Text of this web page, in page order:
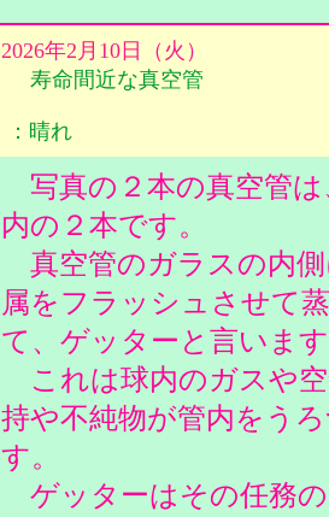
2026年2月10日（火）
寿命間近な真空管
：晴れ
写真の２本の真空管
内の２本です。
真空管のガラスの内
属をフラッシュさせて
て、ゲッターと言いま
これは球内のガスや
持や不純物が管内をう
す。
ゲッターはその任務